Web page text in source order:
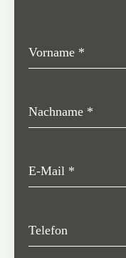
Vorname *
Nachname *
E-Mail *
Telefon